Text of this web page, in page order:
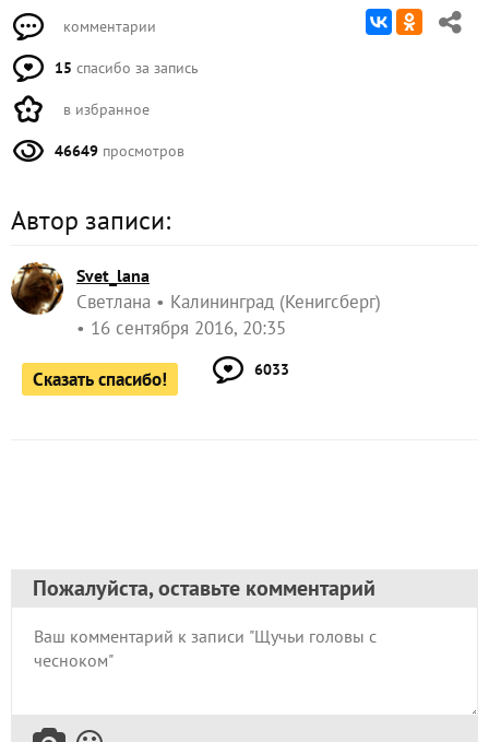
комментарии
15 спасибо за запись
в избранное
46649 просмотров
Автор записи:
Svet_lana
Светлана
Калининград (Кенигсберг)
16 сентября 2016, 20:35
Сказать спасибо! 6033
Пожалуйста, оставьте комментарий